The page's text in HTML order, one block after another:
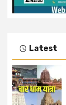
Latest